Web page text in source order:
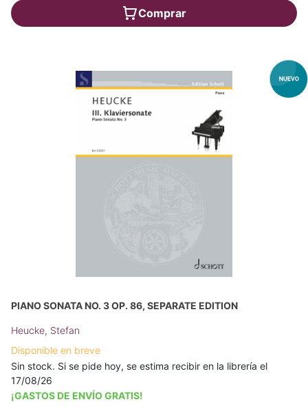
Comprar
PIANO SONATA NO. 3 OP. 86, SEPARATE EDITION
Heucke, Stefan
Disponible en breve
Sin stock. Si se pide hoy, se estima recibir en la librería el
17/08/26
¡GASTOS DE ENVÍO GRATIS!